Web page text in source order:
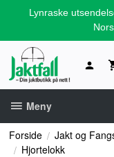
Lynraske
Meny
Forside Jakt og
Hjortelokk